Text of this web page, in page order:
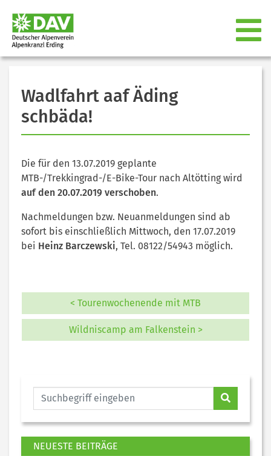
Wadlfahrt aaf Äding
schbäda!
Die für den 13.07.2019 geplante
MTB-/Trekkingrad-/E-Bike-Tour nach Altötting wird
auf den 20.07.2019 verschoben.
Nachmeldungen bzw. Neuanmeldungen sind ab
sofort bis einschließlich Mittwoch, den 17.07.2019
bei Heinz Barczewski, Tel. 08122/54943 möglich.
< Tourenwochenende mit MTB
Wildniscamp am Falkenstein >
NEUESTE BEITRÄGE